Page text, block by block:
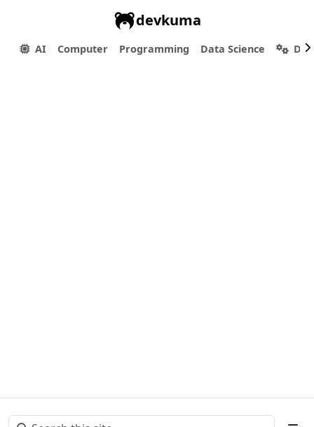
devkuma
AI Computer Programming Data Science